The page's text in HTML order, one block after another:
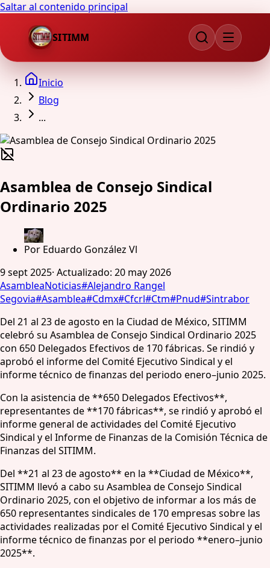
Saltar al contenido principal
SITIMM
Inicio
Blog
...
Asamblea de Consejo Sindical
Ordinario 2025
Por Eduardo González Vl
9 sept 2025· Actualizado: 20 may 2026
AsambleaNoticias#Alejandro Rangel
Segovia#Asamblea#Cdmx#Cfcrl#Ctm#Pnud#Sintrabor
Del 21 al 23 de agosto en la Ciudad de México, SITIMM
celebró su Asamblea de Consejo Sindical Ordinario 2025
con 650 Delegados Efectivos de 170 fábricas. Se rindió y
aprobó el informe del Comité Ejecutivo Sindical y el
informe técnico de finanzas del periodo enero–junio 2025.
Con la asistencia de **650 Delegados Efectivos**,
representantes de **170 fábricas**, se rindió y aprobó el
informe general de actividades del Comité Ejecutivo
Sindical y el Informe de Finanzas de la Comisión Técnica de
Finanzas del SITIMM.
Del **21 al 23 de agosto** en la **Ciudad de México**,
SITIMM llevó a cabo su Asamblea de Consejo Sindical
Ordinario 2025, con el objetivo de informar a los más de
650 representantes sindicales de 170 empresas sobre las
actividades realizadas por el Comité Ejecutivo Sindical y el
informe técnico de finanzas por el periodo **enero–junio
2025**.